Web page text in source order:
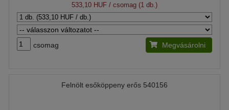
533,10 HUF / csomag (1 db.)
csomag Megvásárolni
Felnölt esőköppeny erős 540156